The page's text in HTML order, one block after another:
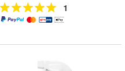
1